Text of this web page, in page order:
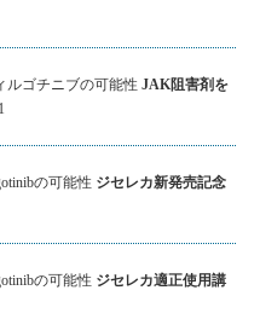
ルゴチニブの可能性 JAK阻害剤を
の可能性 ジセレカ新発売記念
の可能性 ジセレカ適正使用講